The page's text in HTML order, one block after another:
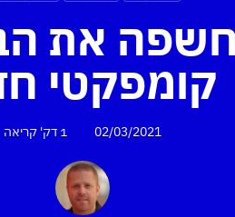
קומפקטי
02/03/2021 1 דק' קריאה